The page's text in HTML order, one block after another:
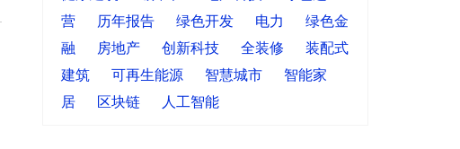
营
历年报告 绿色开发 电力
绿色金
融
房地产 创新科技 全装修
装配式
建筑
可再生能源 智慧城市
智能家
居
区块链 人工智能